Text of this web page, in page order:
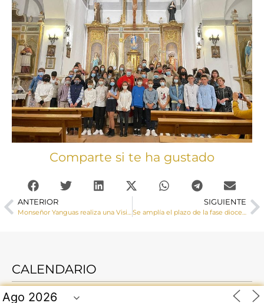
Comparte si te ha gustado
ANTERIOR
Monseñor Yanguas realiza una Visita Pastoral a Arcos y Portilla
SIGUIENTE
Se amplía el plazo de la fase diocesana del Sínodo de los obispos
CALENDARIO